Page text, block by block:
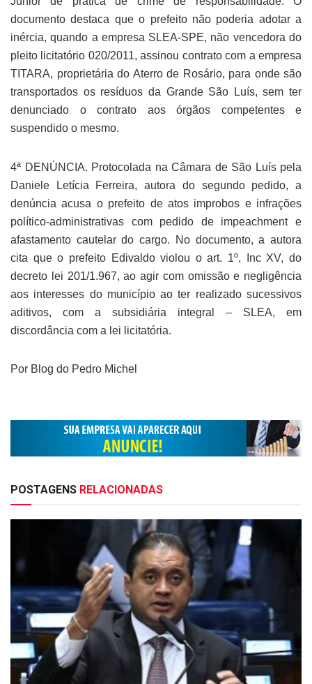
documento destaca que o prefeito não poderia adotar a
inércia, quando a empresa SLEA-SPE, não vencedora do
pleito licitatório 020/2011, assinou contrato com a empresa
TITARA, proprietária do Aterro de Rosário, para onde são
transportados os resíduos da Grande São Luís, sem ter
denunciado o contrato aos órgãos competentes e
suspendido o mesmo.
4ª DENÚNCIA. Protocolada na Câmara de São Luís pela
Daniele Letícia Ferreira, autora do segundo pedido, a
denúncia acusa o prefeito de atos improbos e infrações
político-administrativas com pedido de impeachment e
afastamento cautelar do cargo. No documento, a autora
cita que o prefeito Edivaldo violou o art. 1º, Inc XV, do
decreto lei 201/1.967, ao agir com omissão e negligência
aos interesses do município ao ter realizado sucessivos
aditivos, com a subsidiária integral – SLEA, em
discordância com a lei licitatória.
Por Blog do Pedro Michel
POSTAGENS RELACIONADAS